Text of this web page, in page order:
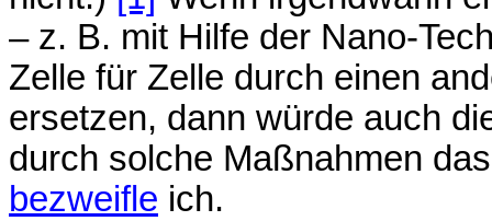
– z. B. mit Hilfe der Nano-
Zelle für Zelle durch einen
ersetzen, dann würde auch
durch solche Maßnahmen
bezweifle ich.